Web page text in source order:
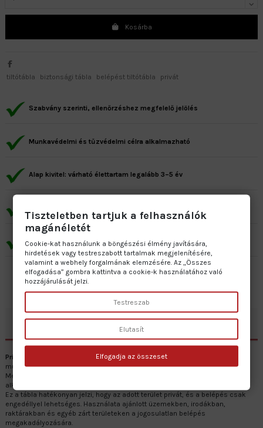
Kosárba
tiltótábla biztonsági tábla belépést tiltótábla privát
Szabvány szerinti, ellenőrzéshez megfelelő jelölés
Munkavédelmi és tűzvédelmi célra alkalmazható
Alap kivitel: várható élettartam legalább 3–5 év
Gyártás: 2–5 munkanap • Szállítás: 1 munkanap
Privát
belépést tiltótábla különböző anyagokból készül, mint például
műanyaglemez, öntapadós vinil, horganyzott lemez és szendvicslemez.
Méretei 20x30 cm-től 40x60 cm-ig terjednek, így többféle helyszínhez
alkalmazkodik.
Ez a tábla hatékonyan jelzi, hogy az adott terület privát, és a belépés csak
engedéllyel lehetséges. Használata ajánlott üzemekben, irodákban,
raktárakban és egyéb zárt területeken a jogosulatlan belépés
megakadályozására.
Tiszteletben tartjuk a felhasználók
magánéletét
Cookie-kat használunk a böngészési élmény javítására,
hirdetések vagy testreszabott tartalmak megjelenítésére,
valamint a webhely forgalmának elemzésére. Az „Összes
elfogadása” gombra kattintva a cookie-k használatához való
hozzájárulását jelzi.
Testreszab
Elutasít
Elfogadja az összeset